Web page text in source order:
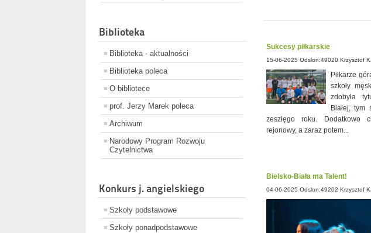
Biblioteka
Biblioteka - aktualności
Biblioteka poleca
O bibliotece
prof. Jerzy Marek poleca
Archiwum
Narodowy Program Rozwoju
Czytelnictwa
Konkurs j. angielskiego
Szkoły podstawowe
Szkoły ponadpodstawowe
Sukcesy piłkarskie
15-06-2025 Odslon:49020 Krzysztof
Piłkarze
szkoły
zdobyła
Białej, tym
zeszłęgo roku. Dodatkowo
rejonowy, a zaraz potem...
Bielsko-Biała ma Talent!
04-06-2025 Odslon:49202 Krzysztof